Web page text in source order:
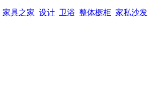
家具之家 设计 卫浴 整体橱柜 家私沙发